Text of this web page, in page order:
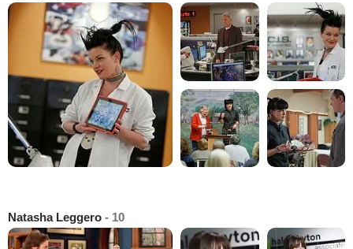
Natasha Leggero - 10